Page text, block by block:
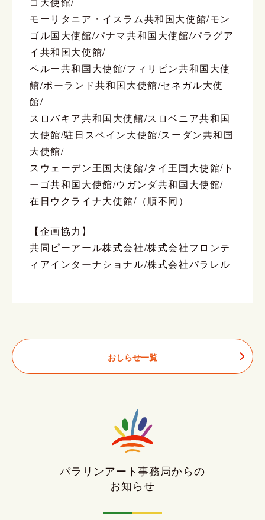
モーリタニア・イスラム共和国大使館/モン
ゴル国大使館/パナマ共和国大使館/パラグア
イ共和国大使館/
ペルー共和国大使館/フィリピン共和国大使
館/ポーランド共和国大使館/セネガル大使
館/
スロバキア共和国大使館/スロベニア共和国
大使館/駐日スペイン大使館/スーダン共和国
大使館/
スウェーデン王国大使館/タイ王国大使館/ト
ーゴ共和国大使館/ウガンダ共和国大使館/
在日ウクライナ大使館/（順不同）
【企画協力】
共同ピーアール株式会社/株式会社フロンテ
ィアインターナショナル/株式会社パラレル
おしらせ一覧
パラリンアート事務局からの
お知らせ